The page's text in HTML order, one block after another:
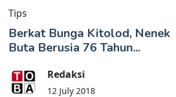
Tips
Berkat Bunga Kitolod, Nenek
Buta Berusia 76 Tahun...
Redaksi
12 July 2018